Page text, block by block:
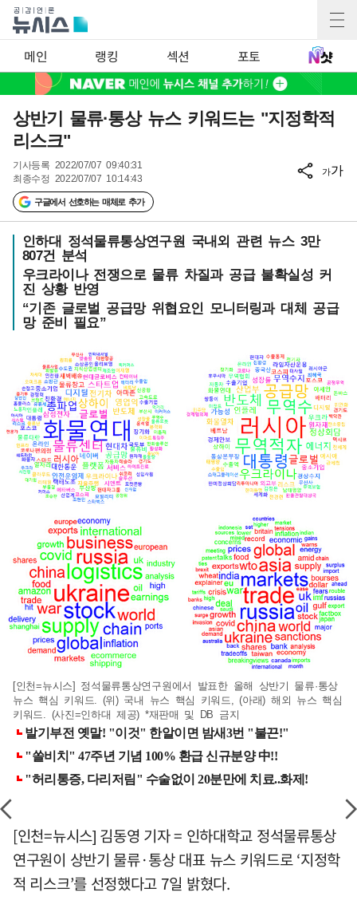
메인 랭킹 섹션 포토
상반기 물류·통상 뉴스 키워드는 "지정학적
리스크"
기사등록 2022/07/07 09:40:31
최종수정 2022/07/07 10:14:43
구글에서 선호하는 매체로 추가
가가
인하대 정석물류통상연구원 국내외 관련 뉴스 3만
807건 분석
우크라이나 전쟁으로 물류 차질과 공급 불확실성 커
진 상황 반영
“기존 글로벌 공급망 위협요인 모니터링과 대체 공급
망 준비 필요”
[인천=뉴시스] 정석물류통상연구원에서 발표한 올해 상반기 물류·통상
뉴스 핵심 키워드. (위) 국내 뉴스 핵심 키워드, (아래) 해외 뉴스 핵심
키워드. (사진=인하대 제공) *재판매 및 DB 금지
[인천=뉴시스] 김동영 기자 = 인하대학교 정석물류통상
연구원이 상반기 물류·통상 대표 뉴스 키워드로 ‘지정학
적 리스크’를 선정했다고 7일 밝혔다.